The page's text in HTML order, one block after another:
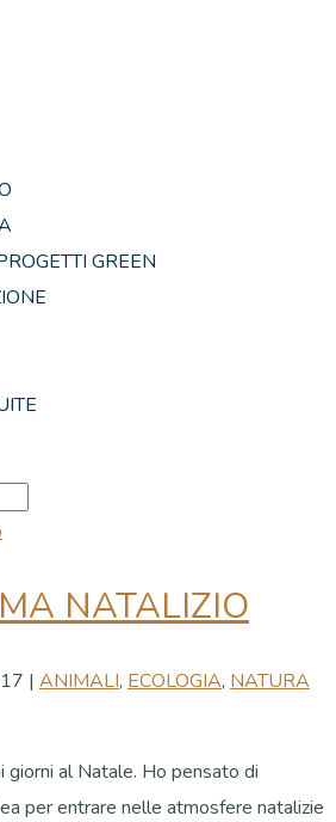
GREEN
NATALIZIO
| ANIMALI, ECOLOGIA, NATURA
giorni al Natale. Ho pensato di
per entrare nelle atmosfere natalizie